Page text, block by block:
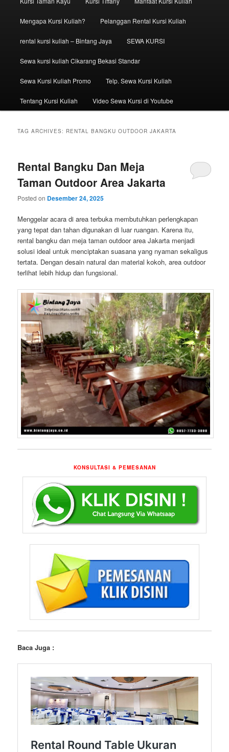
Mengapa Kursi Kuliah? Pelanggan Rental Kursi Kuliah
rental kursi kuliah – Bintang Jaya SEWA KURSI
Sewa kursi kuliah Cikarang Bekasi Standar
Sewa Kursi Kuliah Promo Telp. Sewa Kursi Kuliah
Tentang Kursi Kuliah Video Sewa Kursi di Youtube
TAG ARCHIVES: RENTAL BANGKU OUTDOOR JAKARTA
Rental Bangku Dan Meja
Taman Outdoor Area Jakarta
Posted on Desember 24, 2025
Menggelar acara di area terbuka membutuhkan perlengkapan
yang tepat dan tahan digunakan di luar ruangan. Karena itu,
rental bangku dan meja taman outdoor area Jakarta menjadi
solusi ideal untuk menciptakan suasana yang nyaman sekaligus
tertata. Dengan desain natural dan material kokoh, area outdoor
terlihat lebih hidup dan fungsional.
KONSULTASI & PEMESANAN
Baca Juga :